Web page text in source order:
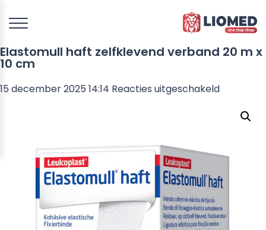
Elastomull haft zelfklevend verband 20 m x
10 cm
15 december 2025 14:14 Reacties uitgeschakeldvoor
m
x
10
cm